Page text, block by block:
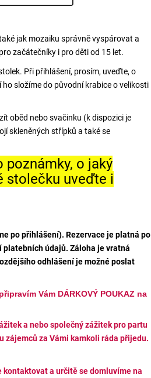
jak mozaiku správně vyspárovat a
začátečníky i pro děti od 15 let.
Při přihlášení, prosím, uveďte, o
složíme do původní krabice o velikosti
oběd nebo svačinku (k dispozici je
skleněných střípků a také se
poznámky, o jaký
stolečku uveďte i
po přihlášení). Rezervace je platná po
platebních údajů. Záloha je vratná
odhlášení je možné poslat
Vám DÁRKOVÝ POUKAZ na
a nebo společný zážitek pro partu
zájemců za Vámi kamkoli ráda přijedu.
kontaktovat a určitě se domluvíme na